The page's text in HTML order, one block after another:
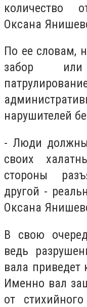
количество
Оксана
По ее словам,
забор
нарушителей
- Люди должны
своих
стороны
другой -
Оксана
В свою
ведь
вала
Именно вал
от